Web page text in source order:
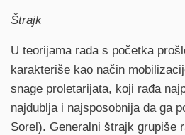
Štrajk
U teorijama rada s početka
karakteriše kao način
snage proletarijata, koji rađa
najdublja i najsposobnija da ga
Sorel). Generalni štrajk grupiše